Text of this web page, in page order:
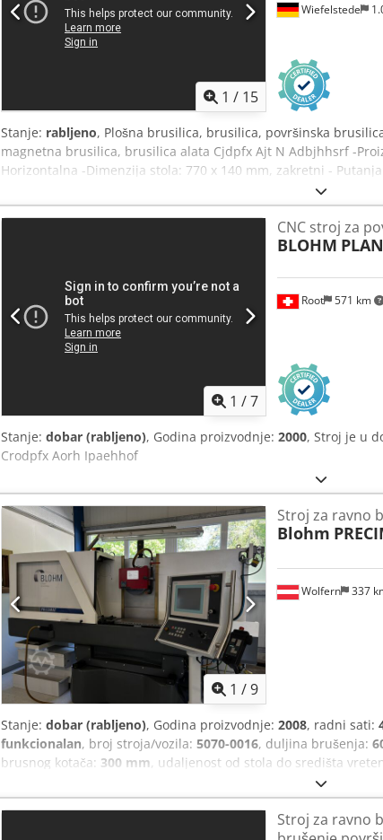
1 / 15
Wiefelstede
Stanje: rabljeno, Plošna brusilica, brusilica, površinska
magnetna brusilica, brusilica alata Cjdpfx Ajt N Adbjhhsrf -
Horizontalna -Dimenzija stola: 770 x 140 mm, zakretni -
Dimenzije: 1030/870/H1510 mm -Ukupna težina: 403 kg
1 /7
Root 571 km
CNC stroj za
BLOHM
Stanje: dobar (rabljeno), Godina proizvodnje: 2000, Stroj je u
Crodpfx Aorh Ipaehhof
1 /9
Wolfern 337
Stroj za ravno
Blohm
Stanje: dobar (rabljeno), Godina proizvodnje: 2008, radni sati:
funkcionalan, broj stroja/vozila: 5070-0016, duljina brušenja:
brusnog kotača: 300 mm, udaljenost od stola do središta
, potreban
3.200 mm, rabljena ravna brusilica Credpfx Aoy Ry Dqjhhef
Stroj za ravno